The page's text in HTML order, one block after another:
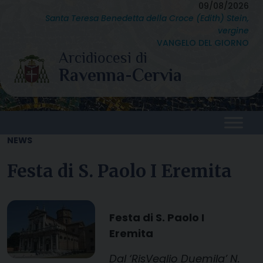
09/08/2026
Santa Teresa Benedetta della Croce (Edith) Stein,
vergine
VANGELO DEL GIORNO
NEWS
Festa di S. Paolo I Eremita
Festa di S. Paolo I
Eremita
Dal ‘RisVeglio Duemila’ N.